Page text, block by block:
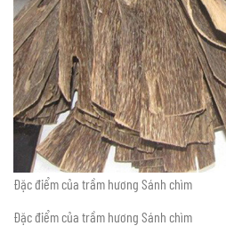
Đặc điểm của trầm hương Sánh chìm
Đặc điểm của trầm hương Sánh chìm